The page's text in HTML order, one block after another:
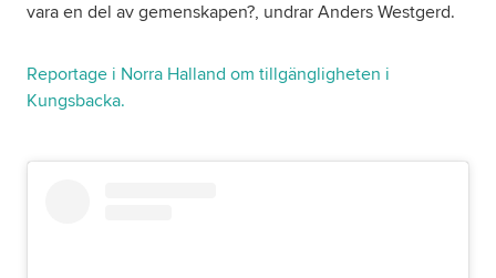
vara en del av gemenskapen?, undrar Anders Westgerd.
Reportage i Norra Halland om tillgängligheten i
Kungsbacka.